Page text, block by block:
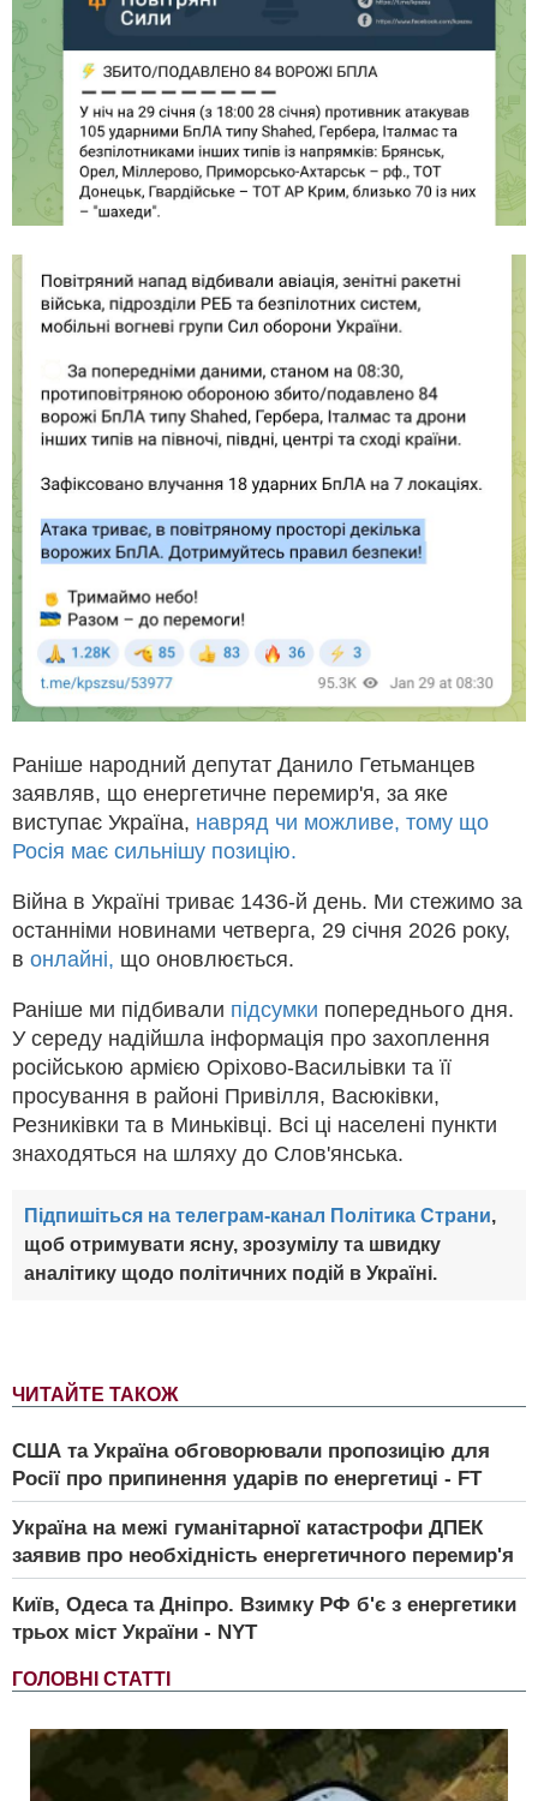
ЧИТАЙТЕ ТАКОЖ
США та Україна обговорювали пропозицію для
Росії про припинення ударів по енергетиці - FT
Україна на межі гуманітарної катастрофи ДПЕК
заявив про необхідність енергетичного перемир'я
Київ, Одеса та Дніпро. Взимку РФ б'є з енергетики
трьох міст України - NYT
Раніше народний депутат Данило Гетьманцев
заявляв, що енергетичне перемир'я, за яке
виступає Україна, навряд чи можливе, тому що
Росія має сильнішу позицію.
Війна в Україні триває 1436-й день. Ми стежимо за
останніми новинами четверга, 29 січня 2026 року,
в онлайні, що оновлюється.
Раніше ми підбивали підсумки попереднього дня.
У середу надійшла інформація про захоплення
російською армією Оріхово-Васильівки та її
просування в районі Привілля, Васюківки,
Резниківки та в Миньківці. Всі ці населені пункти
знаходяться на шляху до Слов'янська.
Підпишіться на телеграм-канал Політика Страни,
щоб отримувати ясну, зрозумілу та швидку
аналітику щодо політичних подій в Україні.
ГОЛОВНІ СТАТТІ